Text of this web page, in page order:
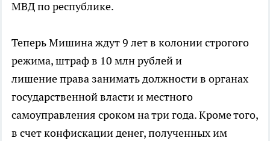
МВД по республике.
Теперь Мишина ждут 9 лет в колонии строгого
режима, штраф в 10 млн рублей и
лишение права занимать должности в органах
государственной власти и местного
самоуправления сроком на три года. Кроме того,
в счет конфискации денег, полученных им